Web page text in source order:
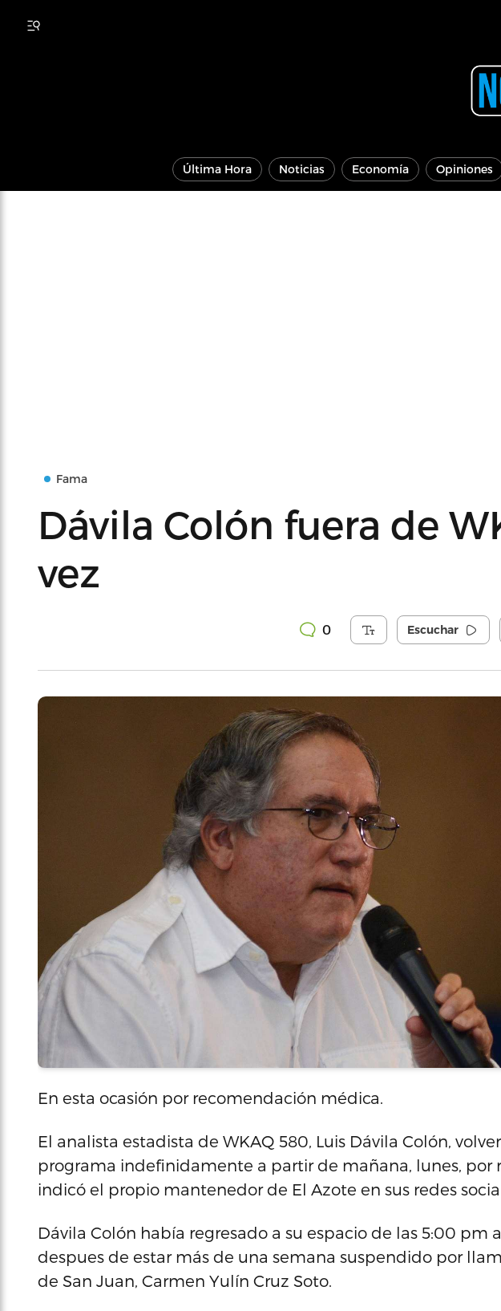
Última Hora Noticias Economía Opiniones
Fama
Dávila Colón fuera de
vez
0 Escuchar
En esta ocasión por recomendación médica.
El analista estadista de WKAQ 580, Luis Dávila Colón,
programa indefinidamente a partir de mañana, lunes, por
indicó el propio mantenedor de El Azote en sus redes
Dávila Colón había regresado a su espacio de las 5:00 pm
despues de estar más de una semana suspendido por
de San Juan, Carmen Yulín Cruz Soto.